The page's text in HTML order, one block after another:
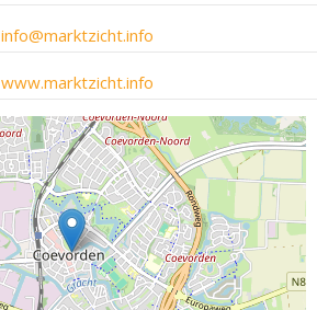
info@marktzicht.info
www.marktzicht.info